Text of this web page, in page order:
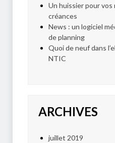
Un huissier pour
créances
News : un logiciel
de planning
Quoi de neuf dans
NTIC
ARCHIVES
juillet 2019